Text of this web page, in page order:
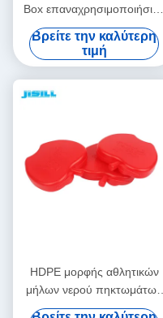
Box επαναχρησιμοποιήσιμο
ψυγείο ποιότητας τροφίμων
σκληρό αδύναμο παγωτό για
σακούλα με φαγητό
Διαφανής εμφάνιση
Βρείτε την καλύτερη
τιμή
HDPE μορφής αθλητικών
μήλων νερού πηκτωμάτων
πάγου τιμών μεταφορών